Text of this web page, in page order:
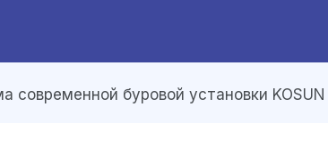
современной буровой установки KOSUN